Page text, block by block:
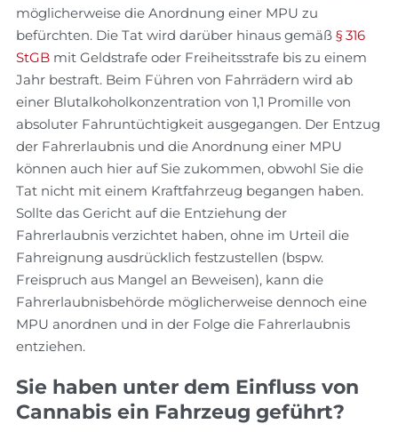
möglicherweise die Anordnung einer MPU zu
befürchten. Die Tat wird darüber hinaus gemäß§ 316
StGB mit Geldstrafe oder Freiheitsstrafe bis zu einem
Jahr bestraft. Beim Führen von Fahrrädern wird ab
einer Blutalkoholkonzentration von 1,1 Promille von
absoluter Fahruntüchtigkeit ausgegangen. Der Entzug
der Fahrerlaubnis und die Anordnung einer MPU
können auch hier auf Sie zukommen, obwohl Sie die
Tat nicht mit einem Kraftfahrzeug begangen haben.
Sollte das Gericht auf die Entziehung der
Fahrerlaubnis verzichtet haben, ohne im Urteil die
Fahreignung ausdrücklich festzustellen (bspw.
Freispruch aus Mangel an Beweisen), kann die
Fahrerlaubnisbehörde möglicherweise dennoch eine
MPU anordnen und in der Folge die Fahrerlaubnis
entziehen.
Sie haben unter dem Einfluss von
Cannabis ein Fahrzeug geführt?